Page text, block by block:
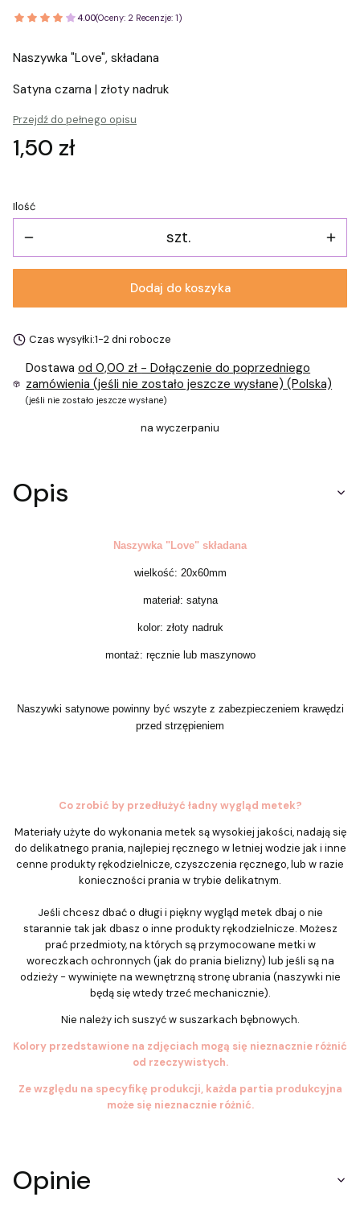
4.00(Oceny: 2 Recenzje: 1)
Naszywka "Love", składana
Satyna czarna | złoty nadruk
Przejdź do pełnego opisu
Cena
1,50 zł
Ilość
szt.
Dodaj do koszyka
Czas wysyłki:1-2 dni robocze
Dostawaod 0,00 zł - Dołączenie do poprzedniego
zamówienia (jeśli nie zostało jeszcze wysłane) (Polska)
(jeśli nie zostało jeszcze wysłane)
na wyczerpaniu
Opis
Naszywka "Love" składana
wielkość: 20x60mm
materiał: satyna
kolor: złoty nadruk
montaż: ręcznie lub maszynowo
Naszywki satynowe powinny być wszyte z zabezpieczeniem krawędzi
przed strzępieniem
Co zrobić by przedłużyć ładny wygląd metek?
Materiały użyte do wykonania metek są wysokiej jakości, nadają się
do delikatnego prania, najlepiej ręcznego w letniej wodzie jak i inne
cenne produkty rękodzielnicze, czyszczenia ręcznego, lub w razie
konieczności prania w trybie delikatnym.
Jeśli chcesz dbać o długi i piękny wygląd metek dbaj o nie
starannie tak jak dbasz o inne produkty rękodzielnicze. Możesz
prać przedmioty, na których są przymocowane metki w
woreczkach ochronnych (jak do prania bielizny) lub jeśli są na
odzieży - wywinięte na wewnętrzną stronę ubrania (naszywki nie
będą się wtedy trzeć mechanicznie).
Nie należy ich suszyć w suszarkach bębnowych.
Kolory przedstawione na zdjęciach mogą się nieznacznie różnić
od rzeczywistych.
Ze względu na specyfikę produkcji, każda partia produkcyjna
może się nieznacznie różnić.
Opinie